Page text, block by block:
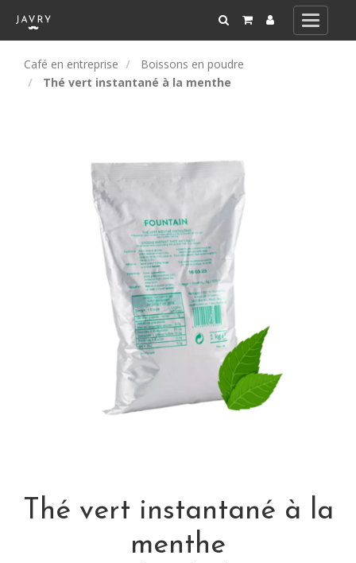
Toggle
Café en entreprise
Boissons en poudre
Thé vert instantané à la menthe
Thé vert instantané à la
menthe